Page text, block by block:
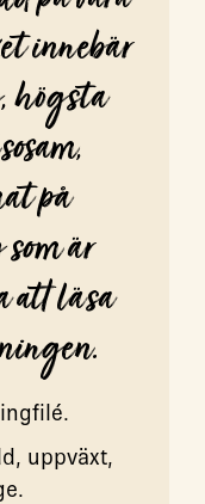
innebär
på
är
att läsa
uppväxt,